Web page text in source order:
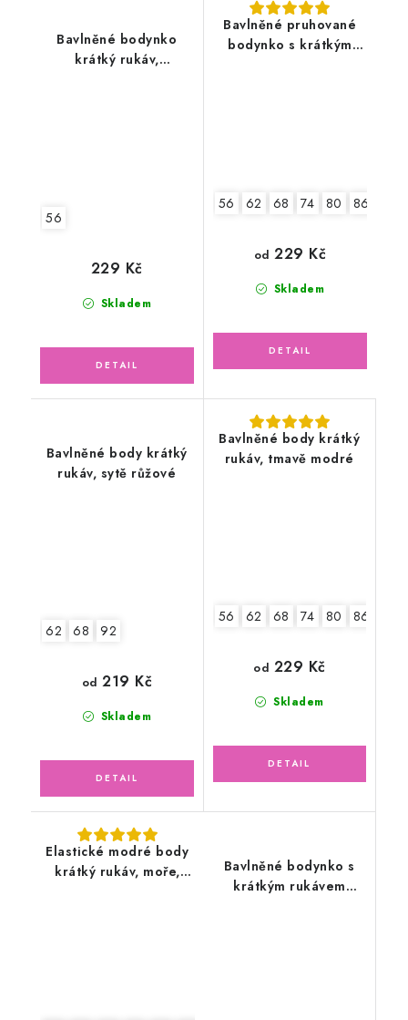
Bavlněné bodynko
krátký rukáv,
56
Skladem
229 Kč
Bavlněné pruhované
bodynko s krátkým
56 62 68 74 80 86
Skladem
od 229 Kč
Bavlněné body krátký
rukáv, sytě růžové
62 68 92
Skladem
od 219 Kč
Bavlněné body krátký
rukáv, tmavě modré
56 62 68 74 80 86
Skladem
od 229 Kč
Elastické modré body
krátký rukáv, moře,
Bavlněné bodynko s
krátkým rukávem